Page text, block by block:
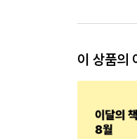
이 상품의